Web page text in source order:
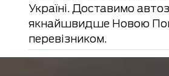
Україні. Доставимо
якнайшвидше Новою
перевізником.